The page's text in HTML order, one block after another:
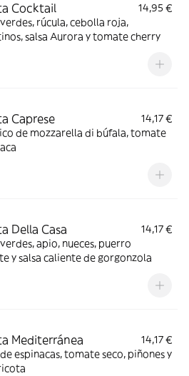
Cocktail
14,95 €
rúcula, cebolla roja,
salsa Aurora y tomate cherry
Caprese
14,17 €
de mozzarella di búfala, tomate
Della Casa
14,17 €
apio, nueces, puerro
y salsa caliente de gorgonzola
Mediterránea
14,17 €
espinacas, tomate seco, piñones y